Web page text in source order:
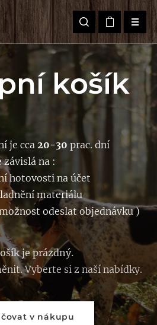
košík
je cca 20-30 prac. dní
závislá na :
hotovosti na účet
materiálu
odeslat objednávku )
je prázdný.
Vyberte si z naší nabídky.
v nákupu